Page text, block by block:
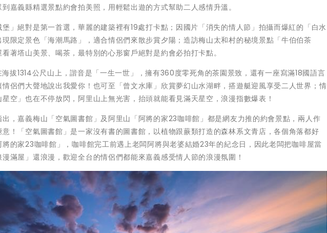
嘉義縣精選景點約會拍美照，用輕鬆出遊的方式幫助二人感情升溫。
」絕對是第一首選，華麗的建築裡有19處打卡點；因國片「消失的情人節」拍攝而爆紅的「白水
限定景色「海潮馬路」，適合情侶們來散步賞夕陽；造訪梅山太和村的秘境景點「牛伯伯茶
著塔山美景、喝茶，最特別的心形窗戶絕對是約會必拍打卡點。
海拔1314公尺山上，諧音是「一生一世」，擁有360度零死角的茶園景致，還有一座寫滿18國語言
情侶們大聲地說出我愛你！也可至「曾文水庫」欣賞夢幻山水湖畔，搭遊艇迎風享受二人世界；情
空」也在不停放閃，阿里山上無光害，抬頭就能看見滿天星空，浪漫指數爆表！
，嘉義梅山「空氣圖書館」及阿里山「阿將的家23咖啡館」都是網友力推的約會景點，兩人作
！「空氣圖書館」是一家沒有書的圖書館，以植物跟蕨類打造的森林系文青店，各個角落都好
的家23咖啡館」，咖啡館完工前遇上老闆阿將與老婆結婚23年的紀念日，因此老闆把咖啡屋當
滿屋」還浪漫，歡迎全台的情侶們都能來嘉義感受情人節的浪漫氛圍！